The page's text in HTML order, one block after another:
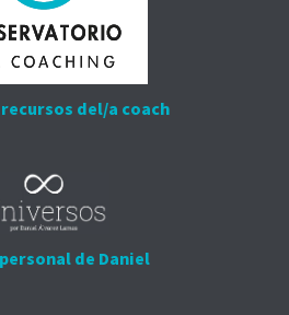
del/a coach
de Daniel